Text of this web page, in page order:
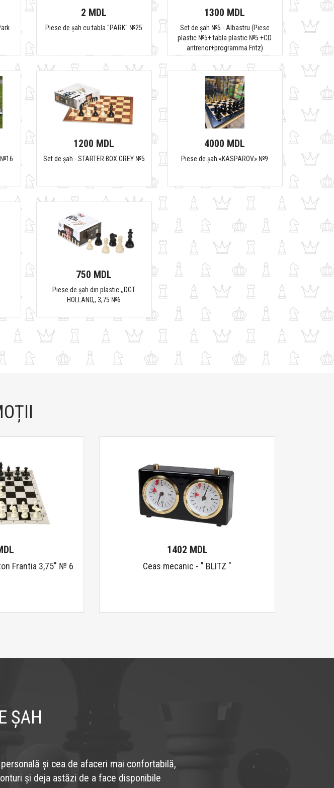
2 MDL
Piese de șah cu tabla "PARK" №25
1300 MDL
Set de șah №5 - Albastru (Piese
plastic №5+ tabla plastic №5 +CD
antrenor+programma Fritz)
№16
1200 MDL
Set de șah - STARTER BOX GREY №5
4000 MDL
Piese de șah «KASPAROV» №9
750 MDL
Piese de șah din plastic ,,DGT
HOLLAND,, 3,75 №6
Frantia 3,75" № 6
1402 MDL
Ceas mecanic - " BLITZ "
ȘAH
și cea de afaceri mai confortabilă,
și deja astăzi de a face disponibile